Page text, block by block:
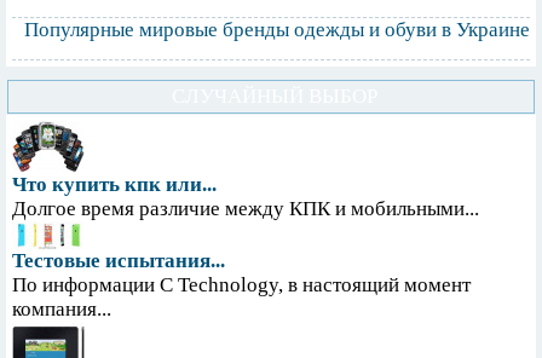
Популярные мировые бренды одежды и обуви в Украине
Что купить кпк или...
Долгое время различие между КПК и мобильными...
Тестовые испытания...
По информации С Technology, в настоящий момент
компания...